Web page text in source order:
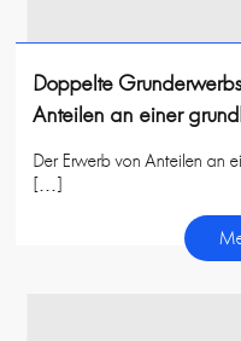
Doppelte
Anteilen an einer
Der Erwerb von Anteilen an
[…]